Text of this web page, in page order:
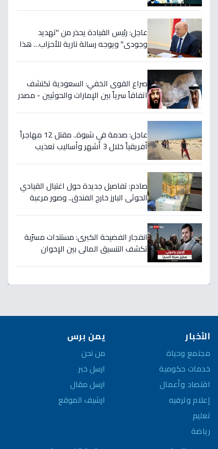
عاجل: رئيس القيادة يحذر من "تهديد
وجودي" ويوجه رسالة نارية للأحزاب… هذا
صراع القوى الخفي: السعودية تكتشف
اتفاقاً سرياً بين الإمارات والحوثيين - مصدر
عاجل: صدمة في شبوة.. مقتل 12 مهاجراً
أفريقياً خلال 3 أشهر وأساليب تعذيب
صادم: تفاصيل جديدة حول اغتيال القيادي
الحوثي البارز خارج الفندق.. وصور مرعبة
انفجار الفضيحة الكبرى: مستندات مسرّبة
تكشف التنسيق المالي بين الإخوان
الأخبار
مجتمع وحياة
خدمات حكومية
اقتصاد وأعمال
إعلام وترفيه
تعليم
رياضة
يمن برس
من نحن
ارسل خبر
ارسل مقال
ارشيف الموقع